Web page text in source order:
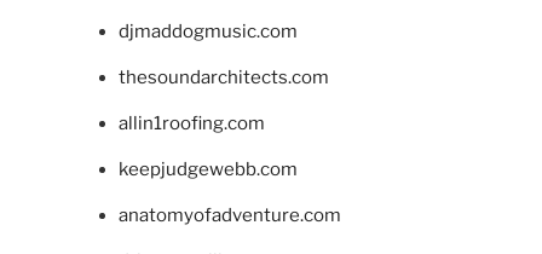
djmaddogmusic.com
thesoundarchitects.com
allin1roofing.com
keepjudgewebb.com
anatomyofadventure.com